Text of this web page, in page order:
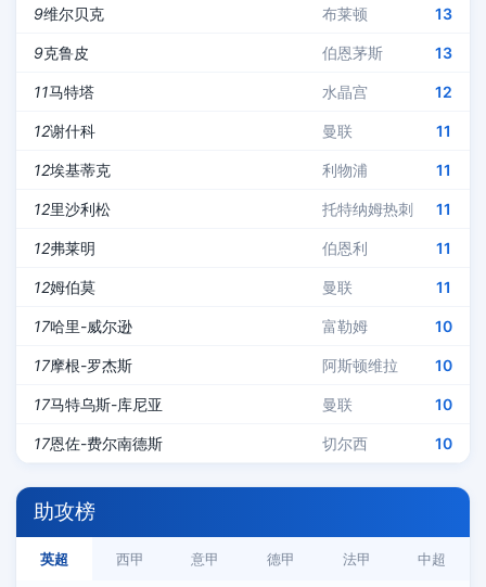
9维尔贝克 布莱顿 13
9克鲁皮 伯恩茅斯 13
11马特塔 水晶宫 12
12谢什科 曼联 11
12埃基蒂克 利物浦 11
12里沙利松 托特纳姆热刺 11
12弗莱明 伯恩利 11
12姆伯莫 曼联 11
17哈里-威尔逊 富勒姆 10
17摩根-罗杰斯 阿斯顿维拉 10
17马特乌斯-库尼亚 曼联 10
17恩佐-费尔南德斯 切尔西 10
助攻榜
英超 西甲 意甲 德甲 法甲 中超